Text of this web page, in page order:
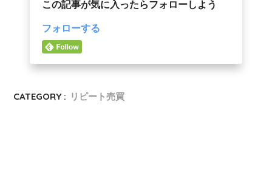
この記事が気に入ったらフォローしよう
フォローする
CATEGORY : リピート売買